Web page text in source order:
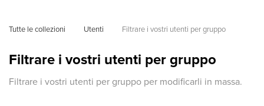
Tutte le collezioni Utenti Filtrare i vostri utenti per gruppo
Filtrare i vostri utenti per gruppo
Filtrare i vostri utenti per gruppo per modificarli in massa.